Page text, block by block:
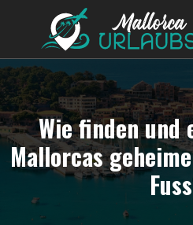
Wie finden und
Mallorcas